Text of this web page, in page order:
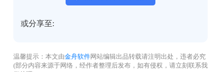
或分享至:
温馨提示：本文由金舟软件网站编辑出品转载请注明出处，违者必究
(部分内容来源于网络，经作者整理后发布，如有侵权，请立刻联系我